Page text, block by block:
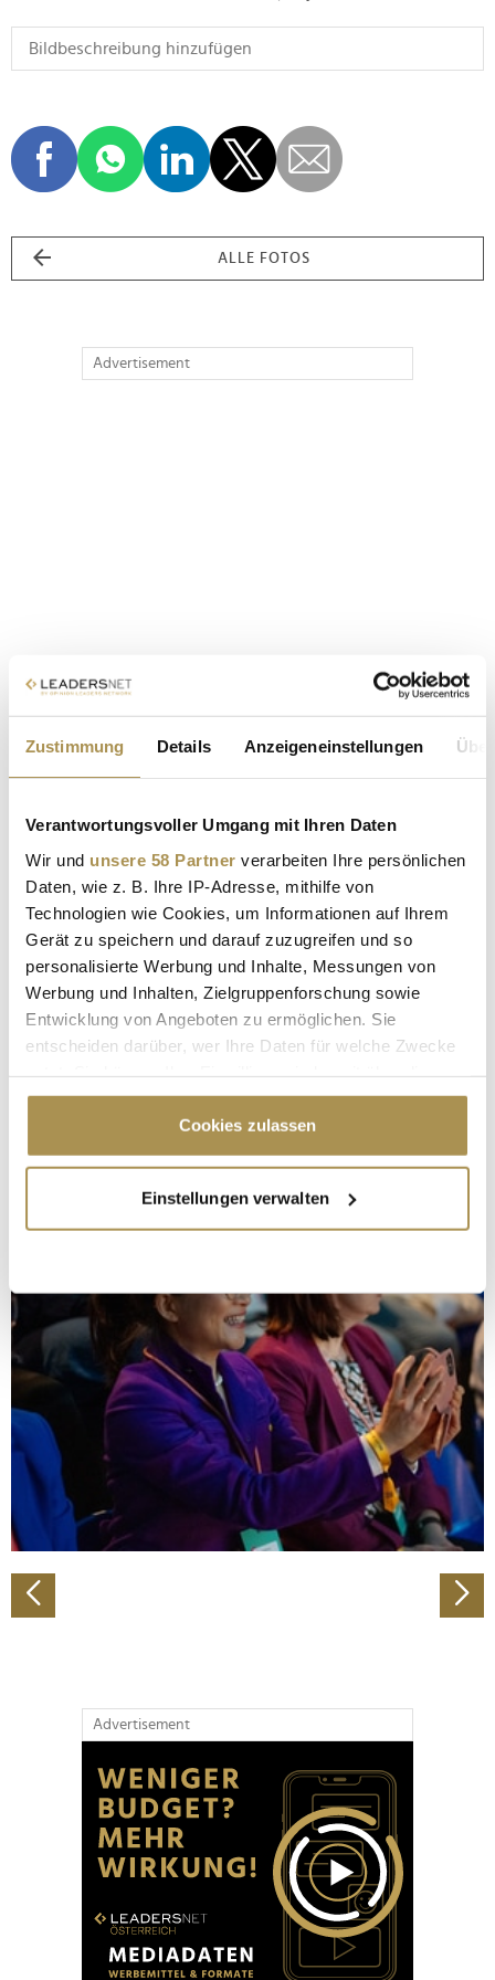
Zustimmung Details Anzeigeneinstellungen
Verantwortungsvoller Umgang mit Ihren Daten
Wir und unsere 58 Partner verarbeiten Ihre persönlichen
Daten, wie z. B. Ihre IP-Adresse, mithilfe von
Technologien wie Cookies, um Informationen auf Ihrem
Gerät zu speichern und darauf zuzugreifen und so
personalisierte Werbung und Inhalte, Messungen von
Werbung und Inhalten, Zielgruppenforschung sowie
Entwicklung von Angeboten zu ermöglichen. Sie
entscheiden darüber, wer Ihre Daten für welche Zwecke
Cookie-Erklärung oder durch Klicken auf das Privacy
Trigger Symbol ändern oder widerrufen
Informationen über Ihre geografische Lage
erfassen, welche bis auf einige Meter genau sein
bestimmten Merkmalen (Fingerprinting) identifizieren
Erfahren Sie mehr darüber, wie Ihre persönlichen Daten
verarbeitet werden, und legen Sie Ihre Präferenzen im
Abschnitt Einzelheiten fest.
Wir verwenden Cookies, um Inhalte und Anzeigen zu
personalisieren, Funktionen für soziale Medien anbieten
zu können und die Zugriffe auf unsere Website zu
analysieren. Außerdem geben wir Informationen zu Ihrer
Verwendung unserer Website an unsere Partner für
soziale Medien, Werbung und Analysen weiter. Unsere
Partner führen diese Informationen möglicherweise mit
Cookies zulassen
Einstellungen verwalten
ALLE FOTOS
Advertisement
Advertisement